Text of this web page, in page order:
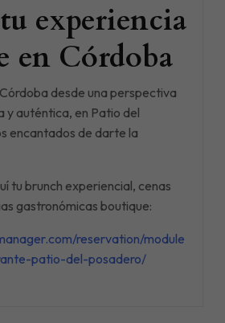
experiencia
en Córdoba
desde una perspectiva
y auténtica, en Patio del
encantados de darte la
tu brunch experiencial, cenas
gastronómicas boutique:
reservation/module
patio-del-posadero/